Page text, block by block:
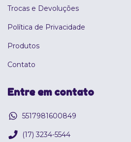
Trocas e Devoluções
Política de Privacidade
Produtos
Contato
Entre em contato
5517981600849
(17) 3234-5544